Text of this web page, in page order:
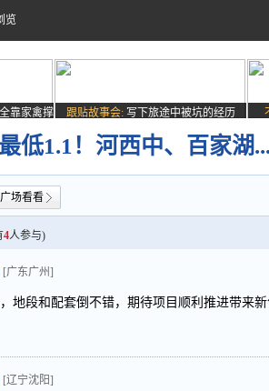
览
靠家禽撑
跟贴故事会: 写下旅途中被坑的经历
低1.1！河西中、百家湖
场看看
4人参与)
[广东广州]
地段和配套倒不错，期待项目顺利推进带来
[辽宁沈阳]